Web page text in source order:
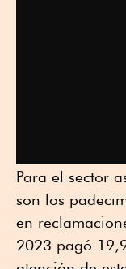
Para el sector
son los
en
2023 pagó